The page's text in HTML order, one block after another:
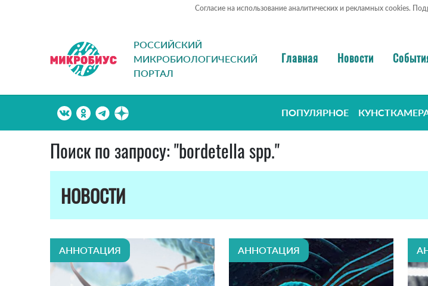
Согласие на использование аналитических и рекламных cookies.
РОССИЙСКИЙ
МИКРОБИОЛОГИЧЕСКИЙ
ПОРТАЛ
Главная Новости
ПОПУЛЯРНОЕ
Поиск по запросу: "bordetella spp."
НОВОСТИ
АННОТАЦИЯ АННОТАЦИЯ